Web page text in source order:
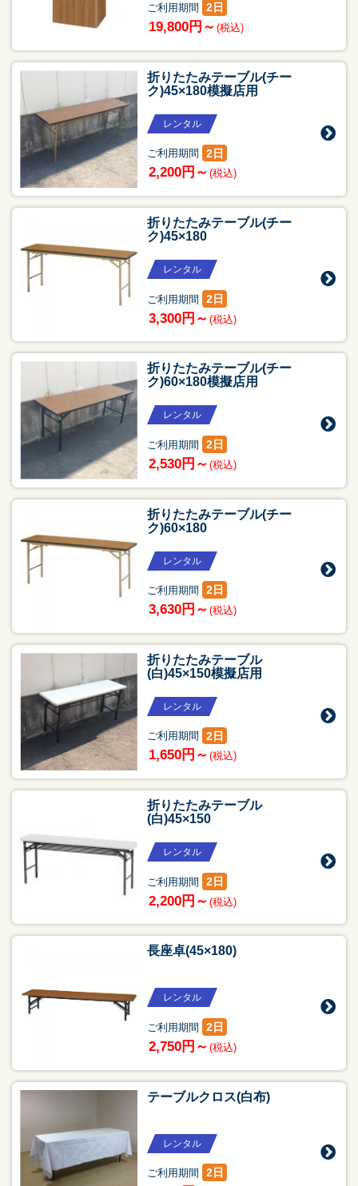
ご利用期間 2日
19,800円～ (税込)
折りたたみテーブル(チー
ク)45×180模擬店用
レンタル
ご利用期間 2日
2,200円～ (税込)
折りたたみテーブル(チー
ク)45×180
レンタル
ご利用期間 2日
3,300円～ (税込)
折りたたみテーブル(チー
ク)60×180模擬店用
レンタル
ご利用期間 2日
2,530円～ (税込)
折りたたみテーブル(チー
ク)60×180
レンタル
ご利用期間 2日
3,630円～ (税込)
折りたたみテーブル
(白)45×150模擬店用
レンタル
ご利用期間 2日
1,650円～ (税込)
折りたたみテーブル
(白)45×150
レンタル
ご利用期間 2日
2,200円～ (税込)
長座卓(45×180)
レンタル
ご利用期間 2日
2,750円～ (税込)
テーブルクロス(白布)
レンタル
ご利用期間 2日